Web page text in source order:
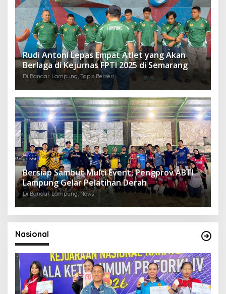
Rudi Antoni Lepas Empat Atlet yang Akan
Berlaga di Kejurnas FPTI 2025 di Semarang
Di Bandar Lampung, Tapis Berseri
Bersiap Sambut Multi Event, Pengprov ABTI
Lampung Gelar Pelatihan Derah
Di Bandar Lampung, News
Nasional